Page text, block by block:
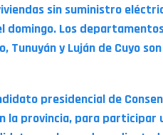
sin suministro
domingo. Los
Tunuyán y Luján de Cuyo
presidencial de
la provincia, para participar